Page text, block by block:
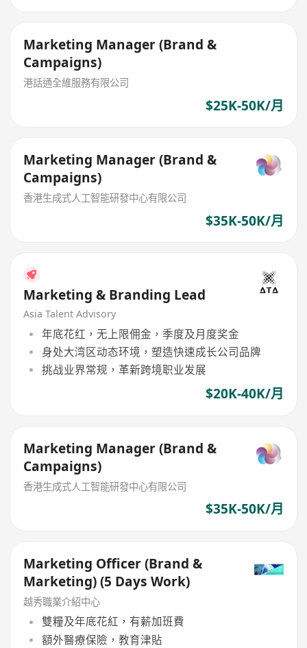
Marketing Manager (Brand &
Campaigns)
港話通全維服務有限公司
$25K-50K/月
Marketing Manager (Brand &
Campaigns)
香港生成式人工智能研發中心有限公司
$35K-50K/月
Marketing & Branding Lead
Asia Talent Advisory
年底花红，无上限佣金，季度及月度奖金
身处大湾区动态环境，塑造快速成长公司品牌
挑战业界常规，革新跨境职业发展
$20K-40K/月
Marketing Manager (Brand &
Campaigns)
香港生成式人工智能研發中心有限公司
$35K-50K/月
Marketing Officer (Brand &
Marketing) (5 Days Work)
越秀職業介紹中心
雙糧及年底花紅，有薪加班費
額外醫療保險，教育津貼